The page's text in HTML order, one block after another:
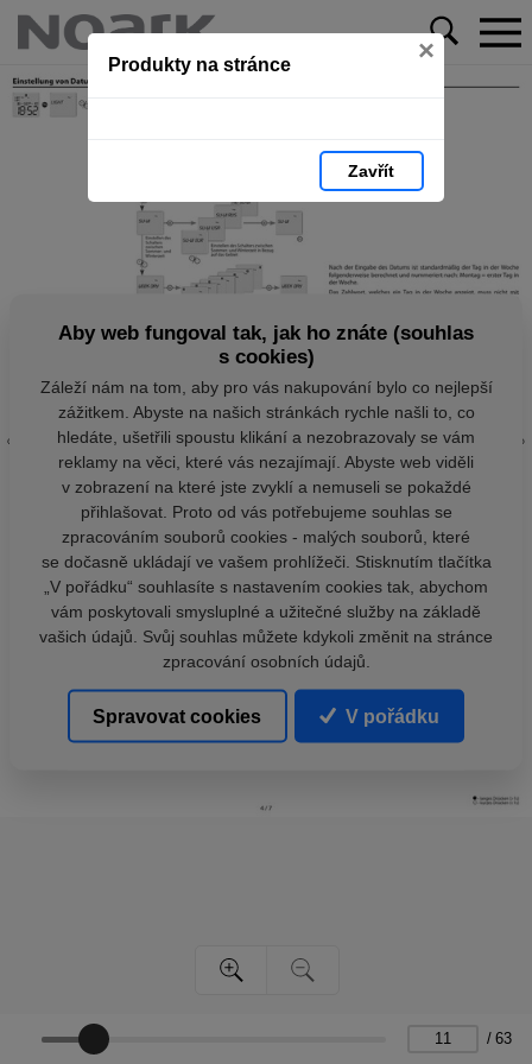
Produkty na stránce ×
Zavřít
/ 63
Aby web fungoval tak, jak ho znáte (souhlas
s cookies)
Záleží nám na tom, aby pro vás nakupování bylo co nejlepší
zážitkem. Abyste na našich stránkách rychle našli to, co
hledáte, ušetřili spoustu klikání a nezobrazovaly se vám
reklamy na věci, které vás nezajímají. Abyste web viděli
v zobrazení na které jste zvyklí a nemuseli se pokaždé
přihlašovat. Proto od vás potřebujeme souhlas se
zpracováním souborů cookies - malých souborů, které
se dočasně ukládají ve vašem prohlížeči. Stisknutím tlačítka
„V pořádku“ souhlasíte s nastavením cookies tak, abychom
vám poskytovali smysluplné a užitečné služby na základě
vašich údajů. Svůj souhlas můžete kdykoli změnit na stránce
zpracování osobních údajů.
Spravovat cookies V pořádku